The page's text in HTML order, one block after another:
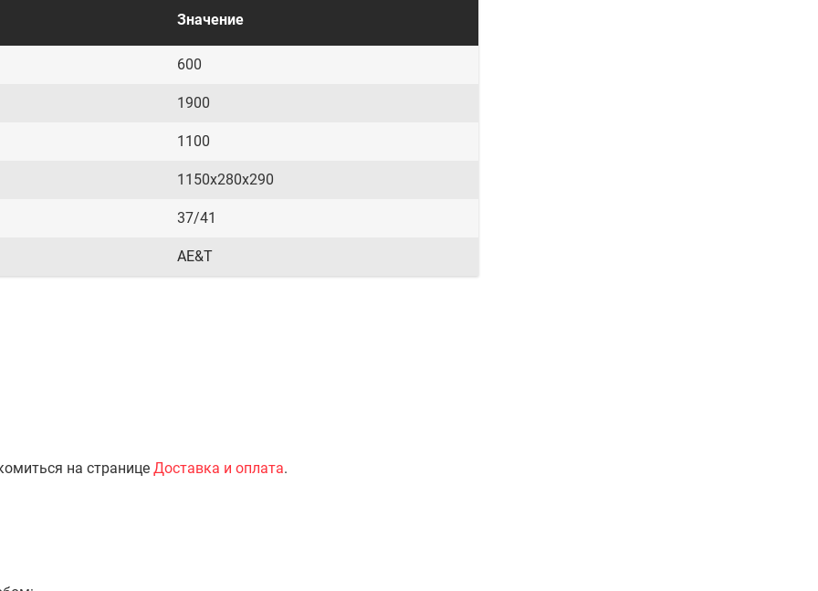
Значение
600
1900
1100
1150х280х290
37/41
AE&T
на странице Доставка и оплата.